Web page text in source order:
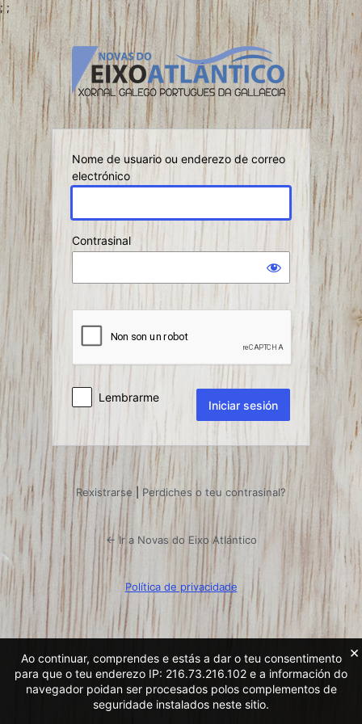
; ;
Iniciar
sesión
Nome de usuario ou enderezo de correo
electrónico
Contrasinal
Lembrarme
Rexistrarse Perdiches o teu contrasinal?
← Ir a Novas do Eixo Atlántico
Política de privacidade
Ao continuar, comprendes e estás a dar o teu consentimento
para que o teu enderezo IP: 216.73.216.102 e a información do
navegador poidan ser procesados ​​polos complementos de
seguridade instalados neste sitio.
×